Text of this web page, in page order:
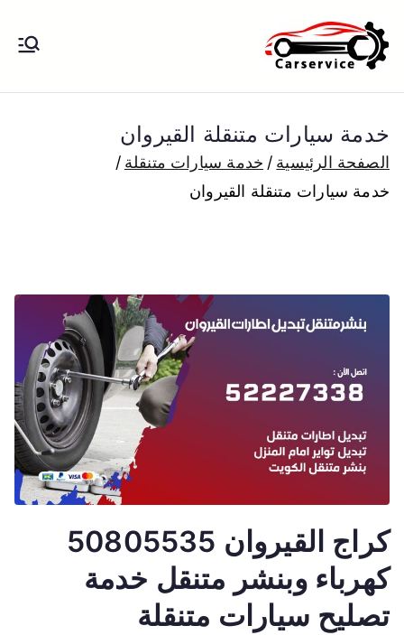
إلى
المحتوى
الكويت
بنشر متنقل الكويت كهرباء وبنشر تبديل
بارخص الاسعار
خدمة سيارات متنقلة القيروان
الصفحة الرئيسية
خدمة سيارات متنقلة
خدمة سيارات متنقلة القيروان
كراج القيروان 50805535
كهرباء وبنشر متنقل خدمة
تصليح سيارات متنقلة